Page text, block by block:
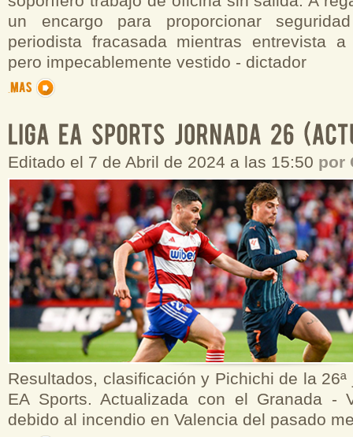
un encargo para proporcionar
periodista fracasada mientras entrevista
pero impecablemente vestido - dictador
Editado el 7 de Abril de 2024 a las 15:50 por
Resultados, clasificación y Pichichi de la
EA Sports. Actualizada con el Granada -
debido al incendio en Valencia del pasado